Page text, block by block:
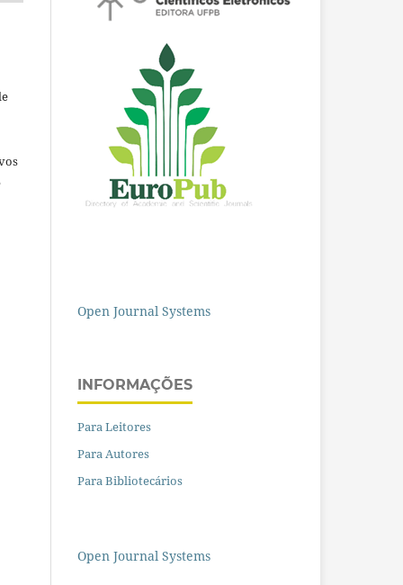
Open Journal Systems
INFORMAÇÕES
Para Leitores
Para Autores
Para Bibliotecários
Open Journal Systems